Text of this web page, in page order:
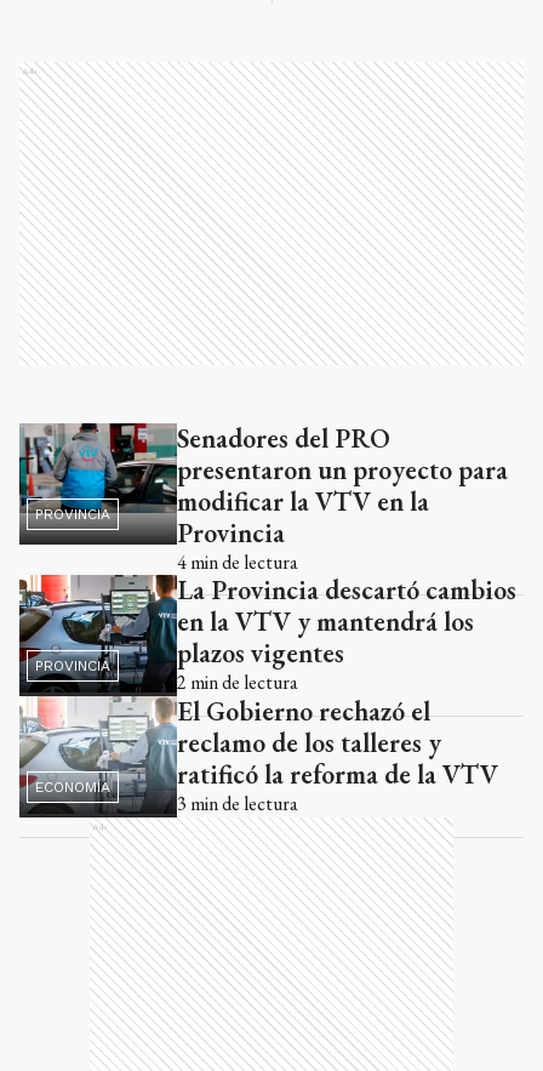
Ads
PROVINCIA
Senadores del PRO
presentaron un proyecto para
modificar la VTV en la
Provincia
4min de lectura
PROVINCIA
La Provincia descartó cambios
en la VTV y mantendrá los
plazos vigentes
2 min de lectura
ECONOMÍA
El Gobierno rechazó el
reclamo de los talleres y
ratificó la reforma de la VTV
3 min de lectura
Ads